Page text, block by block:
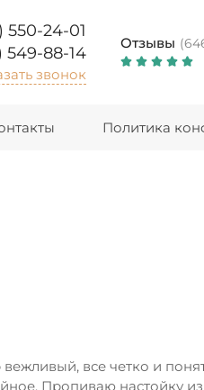
550-24-01
549-88-14
звонок
Отзывы
Политика
все четко и
Пропиваю настойку